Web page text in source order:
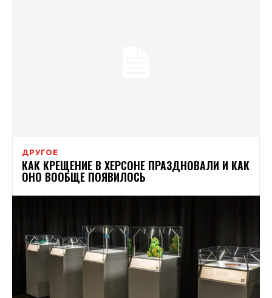
ДРУГОЕ
КАК КРЕЩЕНИЕ В ХЕРСОНЕ ПРАЗДНОВАЛИ И КАК
ОНО ВООБЩЕ ПОЯВИЛОСЬ